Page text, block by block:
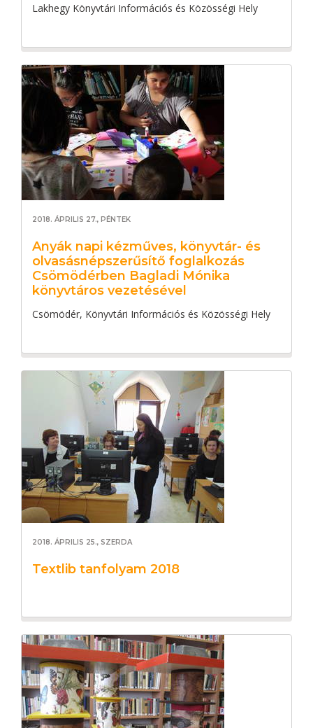
Lakhegy Könyvtári Információs és Közösségi Hely
2018. ÁPRILIS 27., PÉNTEK
Anyák napi kézműves, könyvtár- és
olvasásnépszerűsítő foglalkozás
Csömödérben Bagladi Mónika
könyvtáros vezetésével
Csömödér, Könyvtári Információs és Közösségi Hely
2018. ÁPRILIS 25., SZERDA
Textlib tanfolyam 2018